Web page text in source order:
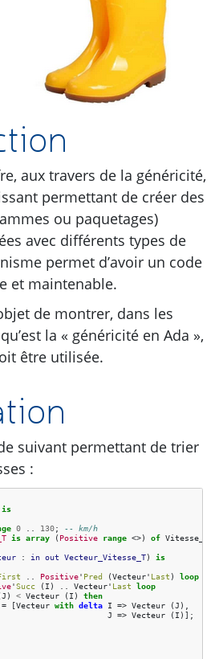
aux travers de la généricité,
permettant de créer des
ou paquetages)
avec différents types de
permet d’avoir un code
et maintenable.
de montrer, dans les
la « généricité en Ada »,
être utilisée.
suivant permettant de trier
:
is
0 130;
-- km/h
is array ( Positive range <>) of Vitesse_T
: in out Vecteur_Vitesse_T)
is
Positive' Pred (Vecteur' Last )
loop
'Succ ( I ) Vecteur' Last
loop
J ) < Vecteur ( I )
then
[Vecteur with delta I => Vecteur (J ),
J
=> Vecteur ( I ) ] ;